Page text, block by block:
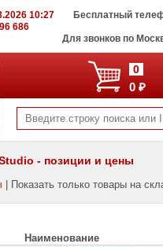
10:27
96 686
Бесплатный
Для звонков по
0
0 ₽
- позиции и цены
| Показать только товары на
Наименование